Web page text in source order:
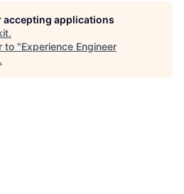
accepting applications
.
to "Experience Engineer
.